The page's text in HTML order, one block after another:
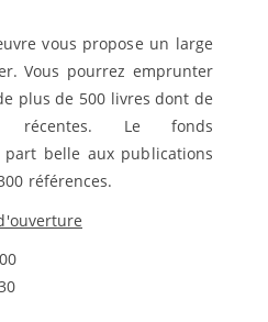
vous propose un large
Vous pourrez emprunter
plus de 500 livres dont de
récentes. Le fonds
belle aux publications
références.